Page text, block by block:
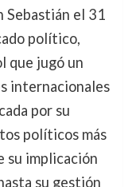
Sebastián el 31
político,
que jugó un
internacionales
por su
políticos más
su implicación
su gestión